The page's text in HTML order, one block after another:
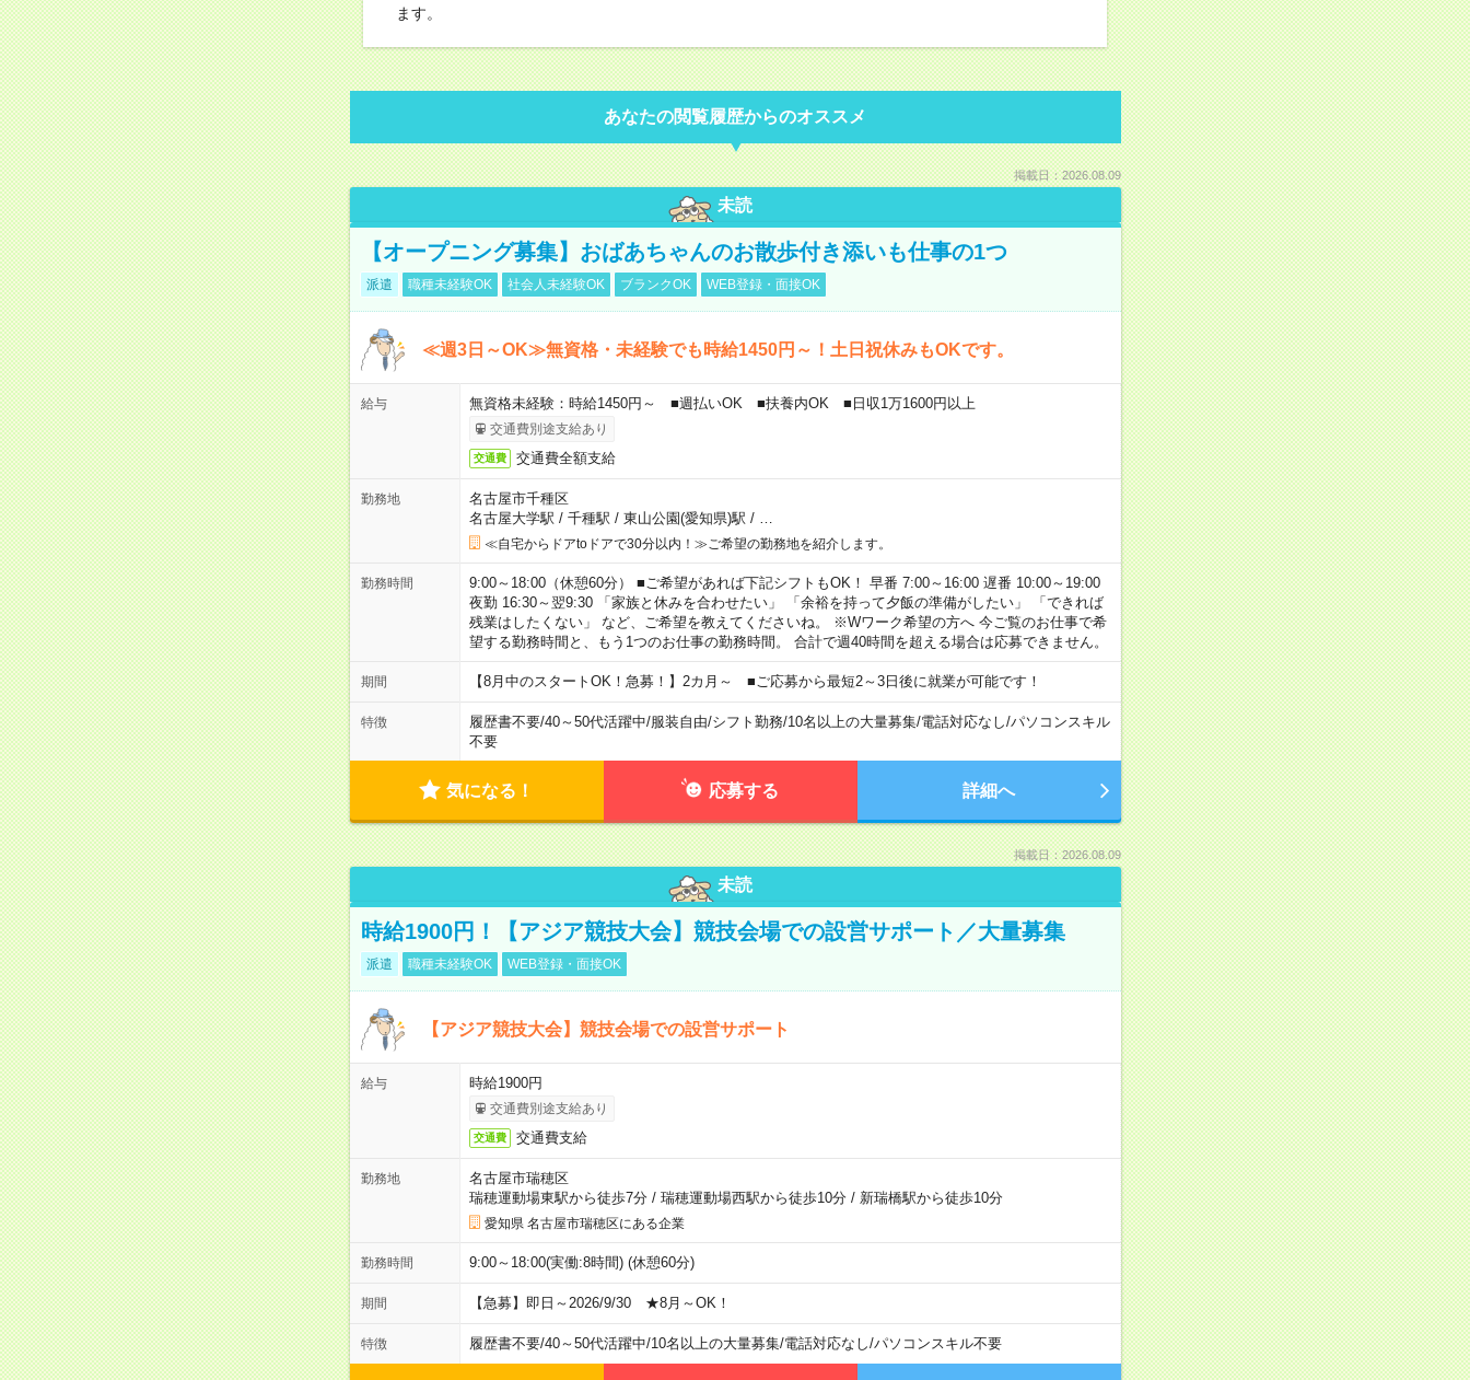
ます。
あなたの閲覧履歴からのオススメ
掲載日：2026.08.09
未読
【オープニング募集】おばあちゃんのお散歩付き添いも仕事の1つ
派遣 職種未経験OK 社会人未経験OK ブランクOK WEB登録・面接OK
≪週3日～OK≫無資格・未経験でも時給1450円～！土日祝休みもOKです。
給与 無資格未経験：時給1450円～ ■週払いOK ■扶養内OK ■日収1万1600円以上
交通費別途支給あり
交通費 交通費全額支給
勤務地
名古屋市千種区
名古屋大学駅 / 千種駅 / 東山公園(愛知県)駅 /
≪自宅からドアtoドアで30分以内！≫ご希望の勤務地を紹介します。
勤務時間
9:00～18:00（休憩60分） ■ご希望があれば下記シフトもOK！ 早番 7:00～16:00 遅番 10:00～19:00
夜勤 16:30～翌9:30 「家族と休みを合わせたい」 「余裕を持って夕飯の準備がしたい」 「できれば
残業はしたくない」 など、ご希望を教えてくださいね。 ※Wワーク希望の方へ 今ご覧のお仕事で希
望する勤務時間と、もう1つのお仕事の勤務時間。 合計で週40時間を超える場合は応募できません。
期間 【8月中のスタートOK！急募！】2カ月～ ■ご応募から最短2～3日後に就業が可能です！
特徴 履歴書不要/40～50代活躍中/服装自由/シフト勤務/10名以上の大量募集/電話対応なし/パソコンスキル
不要
気になる！ 応募する 詳細へ
掲載日：2026.08.09
未読
時給1900円！【アジア競技大会】競技会場での設営サポート／大量募集
派遣 職種未経験OK WEB登録・面接OK
【アジア競技大会】競技会場での設営サポート
給与 時給1900円
交通費別途支給あり
交通費 交通費支給
勤務地
名古屋市瑞穂区
瑞穂運動場東駅から徒歩7分/ 瑞穂運動場西駅から徒歩10分/ 新瑞橋駅から徒歩10分
愛知県 名古屋市瑞穂区にある企業
勤務時間 9:00～18:00(実働:8時間) (休憩60分)
期間 【急募】即日～2026/9/30 ★8月～OK！
特徴 履歴書不要/40～50代活躍中/10名以上の大量募集/電話対応なし/パソコンスキル不要